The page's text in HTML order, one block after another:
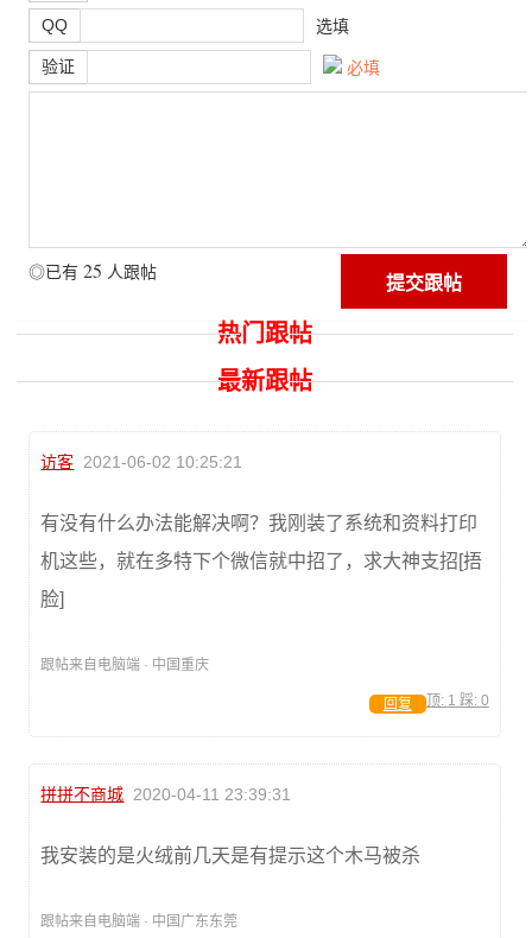
QQ 选填
验证 必填
◎已有 25 人跟帖
热门跟帖
最新跟帖
访客 2021-06-02 10:25:21
有没有什么办法能解决啊？我刚装了系统和资料打印
机这些，就在多特下个微信就中招了，求大神支招[捂
脸]
跟帖来自电脑端 · 中国重庆
顶: 1 踩: 0
回复
拼拼不商城 2020-04-11 23:39:31
我安装的是火绒前几天是有提示这个木马被杀
跟帖来自电脑端 · 中国广东东莞